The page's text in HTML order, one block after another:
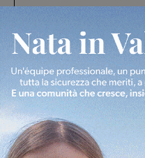
Articolo precedente
Daniela Leoni (Sì Toscana) su riforma
sanitaria: “Vero progetto del Pd è
chiusura dei piccoli ospedali”